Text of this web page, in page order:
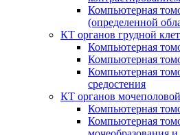
Компьютерная
(определенной
КТ органов грудной
Компьютерная
Компьютерная
Компьютерная
средостения
КТ органов
Компьютерная
Компьютерная